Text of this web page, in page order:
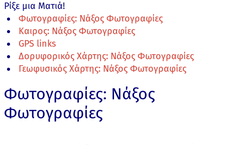
Ρίξε μια Ματιά!
Φωτογραφίες: Νάξος Φωτογραφίες
Καιρος: Νάξος Φωτογραφίες
GPS links
Δορυφορικός Χάρτης: Νάξος Φωτογραφίες
Γεωφυσικός Χάρτης: Νάξος Φωτογραφίες
Φωτογραφίες: Νάξος
Φωτογραφίες